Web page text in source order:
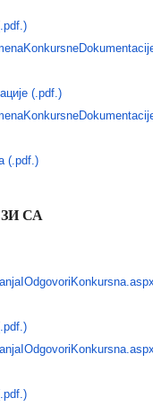
(.pdf.)
(.pdf.)
СА